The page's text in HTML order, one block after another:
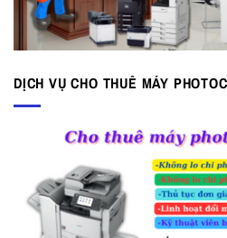
DỊCH VỤ CHO THUÊ MÁY